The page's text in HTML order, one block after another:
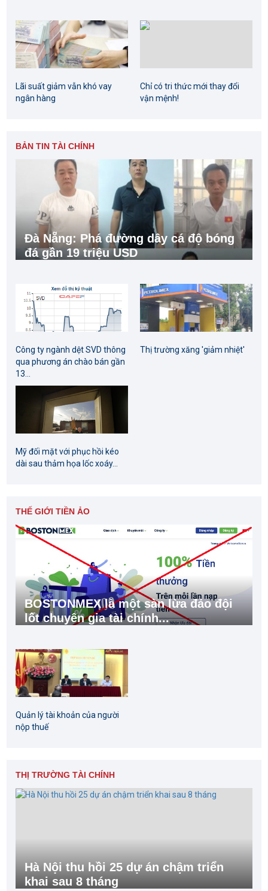
Lãi suất giảm vẫn khó vay
ngân hàng
Chỉ có tri thức mới thay đổi
vận mệnh!
BẢN TIN TÀI CHÍNH
Đà Nẵng: Phá đường dây cá độ bóng
đá gần 19 triệu USD
Công ty ngành dệt SVD thông
qua phương án chào bán gần
13...
Thị trường xăng 'giảm nhiệt'
Mỹ đối mặt với phục hồi kéo
dài sau thảm họa lốc xoáy...
THẾ GIỚI TIỀN ẢO
BOSTONMEX là một sàn lừa đảo đội
lốt chuyên gia tài chính...
Quản lý tài khoản của người
nộp thuế
THỊ TRƯỜNG TÀI CHÍNH
Hà Nội thu hồi 25 dự án chậm triển
khai sau 8 tháng